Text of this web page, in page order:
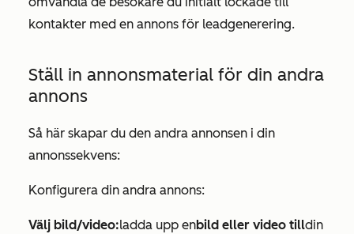
kontakter med en annons för leadgenerering.
Ställ in annonsmaterial för din andra
annons
Så här skapar du den andra annonsen i din
annonssekvens:
Konfigurera din andra annons:
Välj bild/video:ladda upp enbild eller video tilldin